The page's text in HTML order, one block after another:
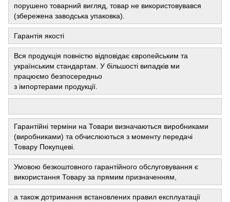
порушено товарний вигляд, товар не використовувався
(збережена заводська упаковка).
Гарантія якості
Вся продукція повністю відповідає європейським та
українським стандартам. У більшості випадків ми
працюємо безпосередньо
з імпортерами продукції.
Гарантійні терміни на Товари визначаються виробниками
(виробниками) та обчислюються з моменту передачі
Товару Покупцеві.
Умовою безкоштовного гарантійного обслуговування є
використання Товару за прямим призначенням,
а також дотримання встановлених правил експлуатації